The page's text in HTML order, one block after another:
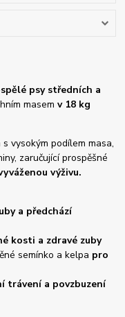
psy středních a
masemv 18 kg
vysokým podílem masa,
zaručující prospěšné
výživu.
a předchází
kosti a zdravé zuby
semínko a kelpa pro
trávení a povzbuzení